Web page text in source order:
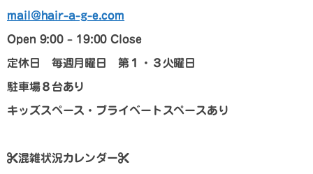
mail@hair-a-g-e.com
Open 9:00 – 19:00 Close
定休日 毎週月曜日 第１・３火曜日
駐車場８台あり
キッズスペース・プライベートスペースあり
混雑状況カレンダー